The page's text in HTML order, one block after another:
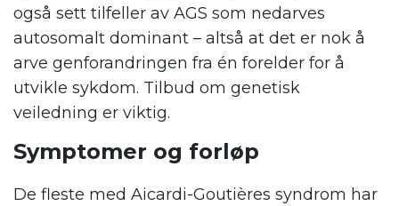
også sett tilfeller av AGS som nedarves
autosomalt dominant – altså at det er nok å
arve genforandringen fra én forelder for å
utvikle sykdom. Tilbud om genetisk
veiledning er viktig.
Symptomer og forløp
De fleste med Aicardi-Goutières syndrom har